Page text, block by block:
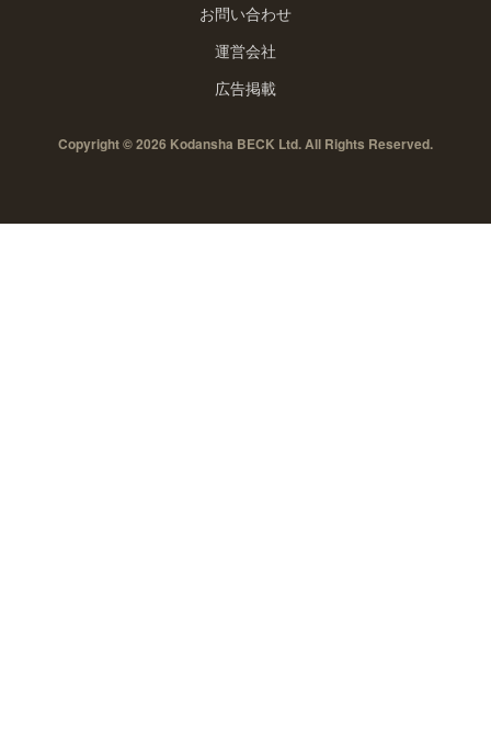
お問い合わせ
運営会社
広告掲載
Copyright © 2026 Kodansha BECK Ltd. All Rights Reserved.